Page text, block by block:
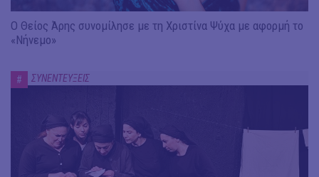
Ο Θείος Άρης συνομίλησε με τη Χριστίνα Ψύχα με αφορμή το
«Νήνεμο»
# ΣΥΝΕΝΤΕΥΞΕΙΣ